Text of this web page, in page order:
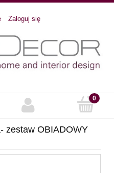
Zaloguj się
zestaw OBIADOWY